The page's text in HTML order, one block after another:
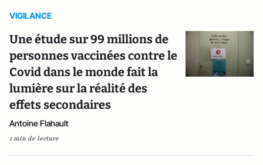
VIGILANCE
Une étude sur 99 millions de
personnes vaccinées contre le
Covid dans le monde fait la
lumière sur la réalité des
effets secondaires
Antoine Flahault
1 min de lecture